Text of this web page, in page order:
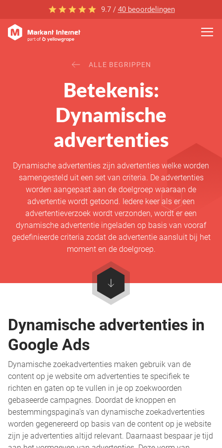
9.7 / 40 beoordelingen
ALLE BEGRIPPEN
Betekenis:
Dynamische
advertenties
Dynamische advertenties zijn advertenties welke worden
samengesteld uit een set van criteria. De advertenties
worden aangepast aan de doelgroep waaraan de
advertentie wordt getoond. Iedere keer als er een
advertentieverzoek wordt verzonden, wordt er een
dynamische advertentie ingeladen op basis van vooraf
gedefinieerde criteria zodat de advertentie aansluit bij het
moment en de doelgroep.
Dynamische advertenties in
Google Ads
Dynamische zoekadvertenties maken gebruik van de
content op je website om advertenties te specifiek te
richten en gaten op te vullen in je op zoekwoorden
gebaseerde campagnes. Doordat de knoppen en
bestemmingspagina’s van dynamische zoekadvertenties
worden gegenereerd op basis van de content op je website
zijn je advertenties altijd relevant. Daarnaast bespaar je tijd